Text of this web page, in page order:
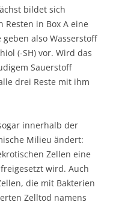
bildet sich
in Box A eine
geben also Wasserstoff
(-SH) vor. Wird das
Sauerstoff
drei Reste mit ihm
innerhalb der
Milieu ändert:
Zellen eine
wird. Auch
die mit Bakterien
Zelltod namens